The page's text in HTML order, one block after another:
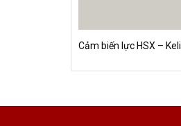
Cảm biến lực HSX – Keli